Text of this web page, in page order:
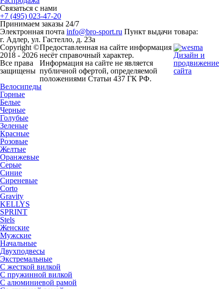
Связаться с нами
+7 (495) 023-47-20
Принимаем заказы 24/7
Электронная почта info@bro-sport.ru Пункт выдачи товара:
г. Адлер, ул. Гастелло, д. 23а
Copyright ©
2018 - 2026
Все права
защищены
Предоставленная на сайте информация
несёт справочный характер.
Информация на сайте не является
публичной офертой, определяемой
положениями Статьи 437 ГК РФ.
Дизайн и
продвижение
сайта
Велосипеды
Горные
Белые
Черные
Голубые
Зеленые
Красные
Розовые
Желтые
Оранжевые
Серые
Синие
Сиреневые
Corto
Gravity
KELLYS
SPRINT
Stels
Женские
Мужские
Начальные
Двухподвесы
Экстремальные
С жесткой вилкой
С пружинной вилкой
С алюминиевой рамой